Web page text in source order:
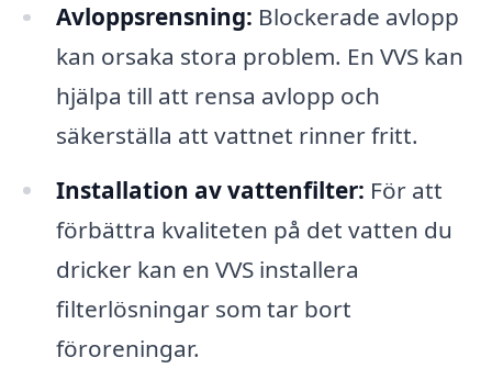
Avloppsrensning: Blockerade avlopp
kan orsaka stora problem. En VVS kan
hjälpa till att rensa avlopp och
säkerställa att vattnet rinner fritt.
Installation av vattenfilter: För att
förbättra kvaliteten på det vatten du
dricker kan en VVS installera
filterlösningar som tar bort
föroreningar.